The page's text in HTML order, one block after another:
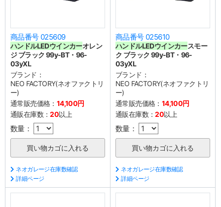
商品番号 025609
ハンドルLEDウインカーオレン
ジ ブラック 99y-BT・96-
03yXL
ブランド：
NEO FACTORY(ネオファクトリ
ー)
通常販売価格： 14,100円
通販在庫数：20以上
数量：
ネオガレージ在庫数確認
詳細ページ
商品番号 025610
ハンドルLEDウインカースモー
ク ブラック 99y-BT・96-
03yXL
ブランド：
NEO FACTORY(ネオファクトリ
ー)
通常販売価格： 14,100円
通販在庫数：20以上
数量：
ネオガレージ在庫数確認
詳細ページ